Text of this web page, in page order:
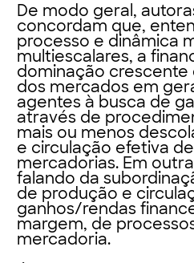
De modo geral,
concordam que,
processo e dinâmica
multiescalares, a
dominação crescente
dos mercados em
agentes à busca de
através de
mais ou menos
e circulação efetiva
mercadorias. Em
falando da
de produção e
ganhos/rendas
margem, de
mercadoria.